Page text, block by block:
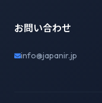
お問い合わせ
info@japanir.jp